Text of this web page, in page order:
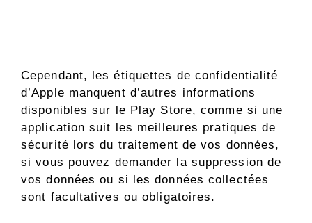
Cependant, les étiquettes de confidentialité
d’Apple manquent d’autres informations
disponibles sur le Play Store, comme si une
application suit les meilleures pratiques de
sécurité lors du traitement de vos données,
si vous pouvez demander la suppression de
vos données ou si les données collectées
sont facultatives ou obligatoires.